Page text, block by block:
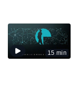
15 min